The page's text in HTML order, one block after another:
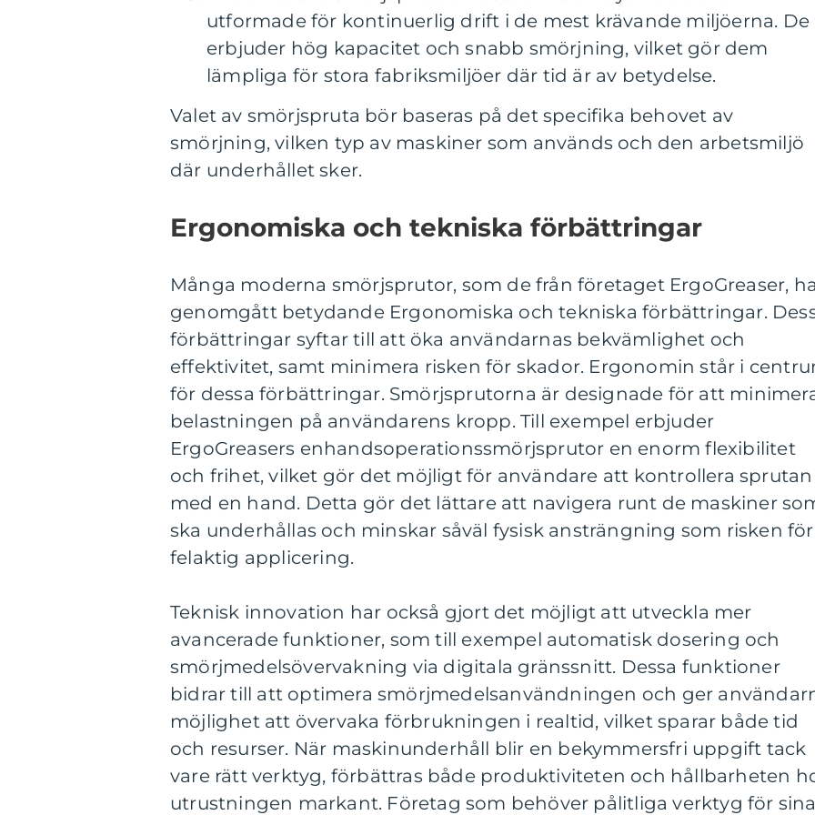
utformade för kontinuerlig drift i de mest krävande miljöerna. De
erbjuder hög kapacitet och snabb smörjning, vilket gör dem
lämpliga för stora fabriksmiljöer där tid är av betydelse.
Valet av smörjspruta bör baseras på det specifika behovet av
smörjning, vilken typ av maskiner som används och den arbetsmiljö
där underhållet sker.
Ergonomiska och tekniska förbättringar
Många moderna smörjsprutor, som de från företaget ErgoGreaser,
genomgått betydande Ergonomiska och tekniska förbättringar.
förbättringar syftar till att öka användarnas bekvämlighet och
effektivitet, samt minimera risken för skador. Ergonomin står i
för dessa förbättringar. Smörjsprutorna är designade för att
belastningen på användarens kropp. Till exempel erbjuder
ErgoGreasers enhandsoperationssmörjsprutor en enorm flexibilitet
och frihet, vilket gör det möjligt för användare att kontrollera sprutan
med en hand. Detta gör det lättare att navigera runt de maskiner
ska underhållas och minskar såväl fysisk ansträngning som risken för
felaktig applicering.
Teknisk innovation har också gjort det möjligt att utveckla mer
avancerade funktioner, som till exempel automatisk dosering och
smörjmedelsövervakning via digitala gränssnitt. Dessa funktioner
bidrar till att optimera smörjmedelsanvändningen och ger
möjlighet att övervaka förbrukningen i realtid, vilket sparar både tid
och resurser. När maskinunderhåll blir en bekymmersfri uppgift tack
vare rätt verktyg, förbättras både produktiviteten och hållbarheten
utrustningen markant. Företag som behöver pålitliga verktyg för sina